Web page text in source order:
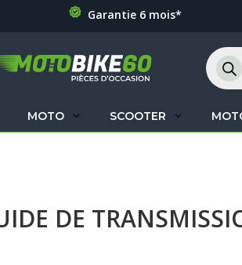
Garantie 6 mois*
de
MOTO SCOOTER
DE